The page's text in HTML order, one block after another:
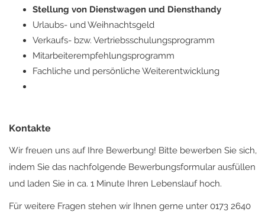
Stellung von Dienstwagen und Diensthandy
Urlaubs- und Weihnachtsgeld
Verkaufs- bzw. Vertriebsschulungsprogramm
Mitarbeiterempfehlungsprogramm
Fachliche und persönliche Weiterentwicklung
Kontakte
Wir freuen uns auf Ihre Bewerbung! Bitte bewerben Sie sich,
indem Sie das nachfolgende Bewerbungsformular ausfüllen
und laden Sie in ca. 1 Minute Ihren Lebenslauf hoch.
Für weitere Fragen stehen wir Ihnen gerne unter 0173 2640